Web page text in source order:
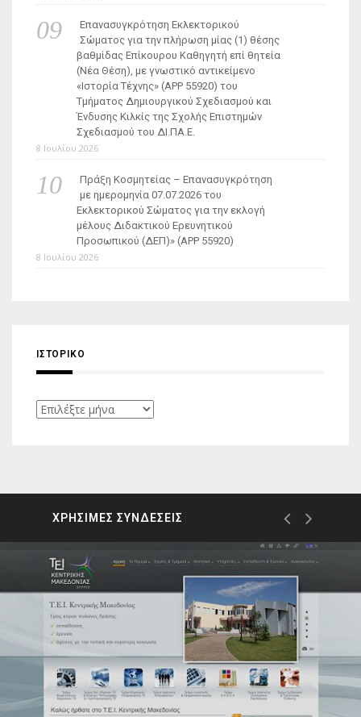
Επανασυγκρότηση Εκλεκτορικού
Σώματος για την πλήρωση μίας (1) θέσης
βαθμίδας Επίκουρου Καθηγητή επί θητεία
(Νέα Θέση), με γνωστικό αντικείμενο
«Ιστορία Τέχνης» (ΑΡΡ 55920) του
Τμήματος Δημιουργικού Σχεδιασμού και
Ένδυσης Κιλκίς της Σχολής Επιστημών
Σχεδιασμού του ΔΙ.ΠΑ.Ε.
8 Ιουλίου 2026
Πράξη Κοσμητείας – Επανασυγκρότηση
με ημερομηνία 07.07.2026 του
Εκλεκτορικού Σώματος για την εκλογή
μέλους Διδακτικού Ερευνητικού
Προσωπικού (ΔΕΠ)» (APP 55920)
8 Ιουλίου 2026
ΙΣΤΟΡΙΚΌ
Ιστορικό
ΧΡΗΣΙΜΕΣ ΣΥΝΔΕΣΕΙΣ